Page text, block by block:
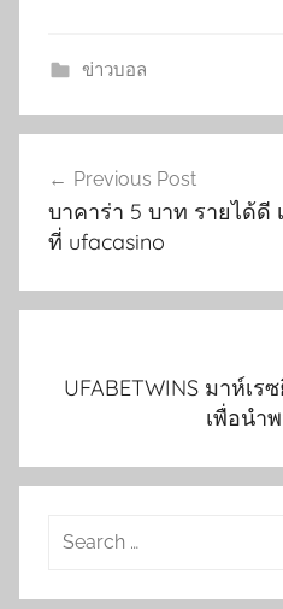
ข่าวบอล
นำทาง
เรื่อง
Previous Post
บาคาร่า 5 บาท รายได้ดี
ที่ ufacasino
UFABETWINS มาห์เร
เพื่อนำ
Search